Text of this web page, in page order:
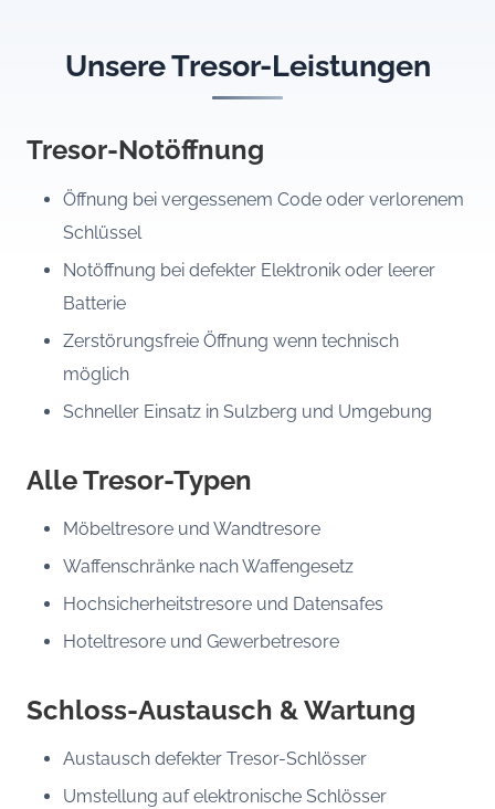
Unsere Tresor-Leistungen
Tresor-Notöffnung
Öffnung bei vergessenem Code oder verlorenem
Schlüssel
Notöffnung bei defekter Elektronik oder leerer
Batterie
Zerstörungsfreie Öffnung wenn technisch
möglich
Schneller Einsatz in Sulzberg und Umgebung
Alle Tresor-Typen
Möbeltresore und Wandtresore
Waffenschränke nach Waffengesetz
Hochsicherheitstresore und Datensafes
Hoteltresore und Gewerbetresore
Schloss-Austausch & Wartung
Austausch defekter Tresor-Schlösser
Umstellung auf elektronische Schlösser